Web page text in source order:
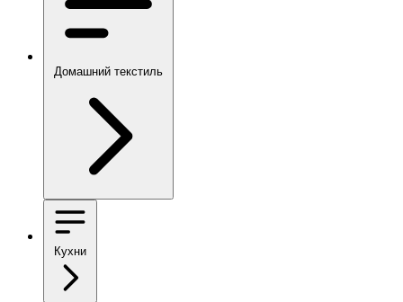
Домашний текстиль
Кухни